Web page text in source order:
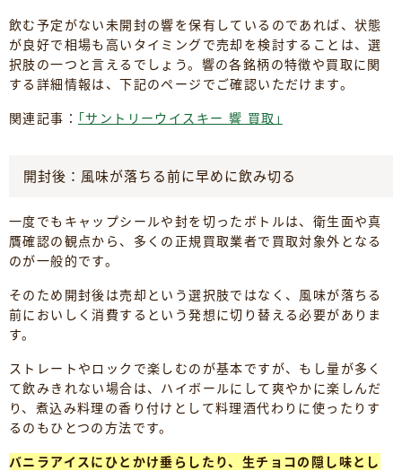
飲む予定がない未開封の響を保有しているのであれば、状態
が良好で相場も高いタイミングで売却を検討することは、選
択肢の一つと言えるでしょう。響の各銘柄の特徴や買取に関
する詳細情報は、下記のページでご確認いただけます。
関連記事： ｢サントリーウイスキー 響 買取｣
開封後：風味が落ちる前に早めに飲み切る
一度でもキャップシールや封を切ったボトルは、衛生面や真
贋確認の観点から、多くの正規買取業者で買取対象外となる
のが一般的です。
そのため開封後は売却という選択肢ではなく、風味が落ちる
前においしく消費するという発想に切り替える必要がありま
す。
ストレートやロックで楽しむのが基本ですが、もし量が多く
て飲みきれない場合は、ハイボールにして爽やかに楽しんだ
り、煮込み料理の香り付けとして料理酒代わりに使ったりす
るのもひとつの方法です。
バニラアイスにひとかけ垂らしたり、生チョコの隠し味とし